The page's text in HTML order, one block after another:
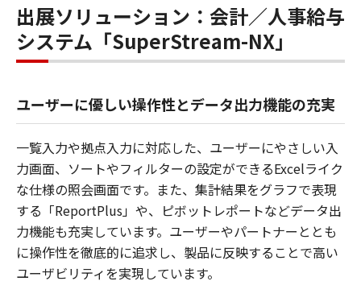
出展ソリューション：会計／人事給与
システム「SuperStream-NX」
ユーザーに優しい操作性とデータ出力機能の充実
一覧入力や拠点入力に対応した、ユーザーにやさしい入
力画面、ソートやフィルターの設定ができるExcelライク
な仕様の照会画面です。また、集計結果をグラフで表現
する「ReportPlus」や、ピボットレポートなどデータ出
力機能も充実しています。ユーザーやパートナーととも
に操作性を徹底的に追求し、製品に反映することで高い
ユーザビリティを実現しています。